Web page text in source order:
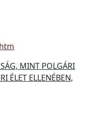
MINT POLGÁRI
ÉLET ELLENÉBEN,